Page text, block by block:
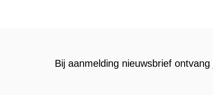
Bij aanmelding nieuwsbrief